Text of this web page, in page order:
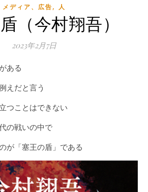
メディア、広告, 人
（今村翔吾）
2023年2月7日
がある
えだと言う
つことはできない
の戦いの中で
が「塞王の盾」である